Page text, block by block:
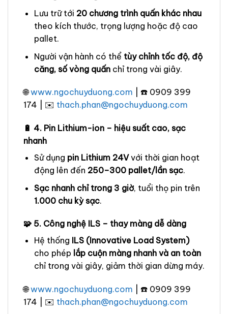
Lưu trữ tới 20 chương trình quấn khác nhau
theo kích thước, trọng lượng hoặc độ cao
pallet.
Người vận hành có thể tùy chỉnh tốc độ, độ
căng, số vòng quấnchỉ trong vài giây.
🌐www.ngochuyduong.com | ☎️ 0909 399
174 | ✉️ thach.phan@ngochuyduong.com
🔋 4. Pin Lithium-ion – hiệu suất cao, sạc
nhanh
Sử dụng pin Lithium 24Vvới thời gian hoạt
động lên đến 250–300 pallet/lần sạc.
Sạc nhanh chỉ trong 3 giờ, tuổi thọ pin trên
1.000 chu kỳ sạc.
🧩 5. Công nghệ ILS – thay màng dễ dàng
Hệ thống ILS (Innovative Load System)
cho phép lắp cuộn màng nhanh và an toàn
chỉ trong vài giây, giảm thời gian dừng máy.
🌐www.ngochuyduong.com | ☎️ 0909 399
174 | ✉️ thach.phan@ngochuyduong.com